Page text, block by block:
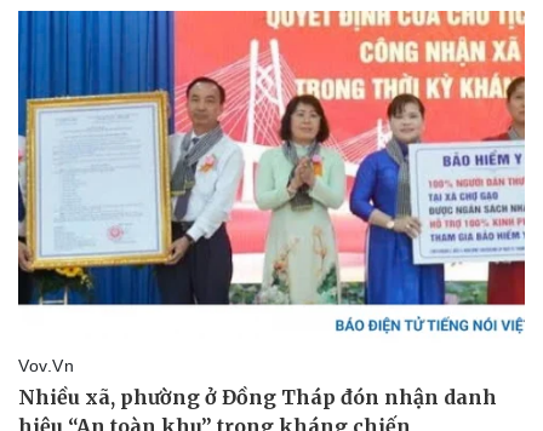
Kinh tế
Bất động sản
Khởi nghiệp
Thị trường
Giá vàng
Tiêu dùng
Tỷ giá